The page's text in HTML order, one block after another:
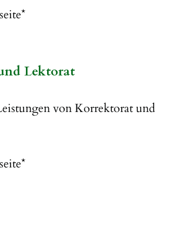
Lektorat
von Korrektorat und